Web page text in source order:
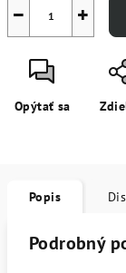
+
−
Opýtať sa
Popis
Podrobný